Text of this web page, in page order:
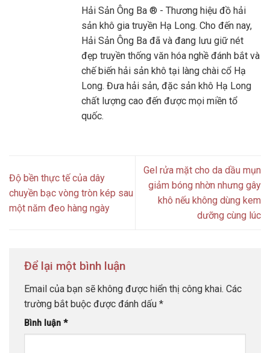
Hải Sản Ông Ba ® - Thương hiệu đồ hải
sản khô gia truyền Hạ Long. Cho đến nay,
Hải Sản Ông Ba đã và đang lưu giữ nét
đẹp truyền thống văn hóa nghề đánh bắt và
chế biến hải sản khô tại làng chài cổ Hạ
Long. Đưa hải sản, đặc sản khô Hạ Long
chất lượng cao đến được mọi miền tổ
quốc.
Độ bền thực tế của dây
chuyền bạc vòng tròn kép sau
một năm đeo hàng ngày
Gel rửa mặt cho da dầu mụn
giảm bóng nhờn nhưng gây
khô nếu không dùng kem
dưỡng cùng lúc
Để lại một bình luận
Email của bạn sẽ không được hiển thị công khai. Các
trường bắt buộc được đánh dấu *
Bình luận *